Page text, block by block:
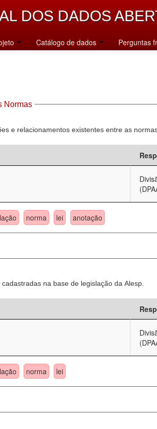
DOS DADOS
Catálogo de dados Perguntas
Normas
e relacionamentos existentes entre as
norma lei anotação
na base de legislação da Alesp.
norma lei